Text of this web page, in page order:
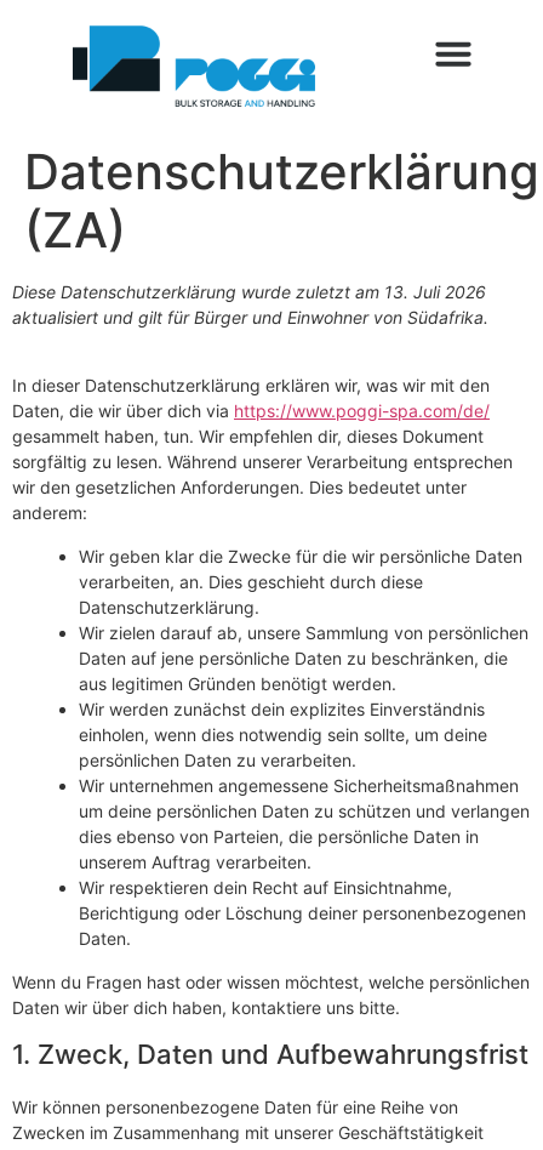
Datenschutzerklärung
(ZA)
Diese Datenschutzerklärung wurde zuletzt am 13. Juli 2026
aktualisiert und gilt für Bürger und Einwohner von Südafrika.
In dieser Datenschutzerklärung erklären wir, was wir mit den
Daten, die wir über dich via https://www.poggi-spa.com/de/
gesammelt haben, tun. Wir empfehlen dir, dieses Dokument
sorgfältig zu lesen. Während unserer Verarbeitung entsprechen
wir den gesetzlichen Anforderungen. Dies bedeutet unter
anderem:
Wir geben klar die Zwecke für die wir persönliche Daten
verarbeiten, an. Dies geschieht durch diese
Datenschutzerklärung.
Wir zielen darauf ab, unsere Sammlung von persönlichen
Daten auf jene persönliche Daten zu beschränken, die
aus legitimen Gründen benötigt werden.
Wir werden zunächst dein explizites Einverständnis
einholen, wenn dies notwendig sein sollte, um deine
persönlichen Daten zu verarbeiten.
Wir unternehmen angemessene Sicherheitsmaßnahmen
um deine persönlichen Daten zu schützen und verlangen
dies ebenso von Parteien, die persönliche Daten in
unserem Auftrag verarbeiten.
Wir respektieren dein Recht auf Einsichtnahme,
Berichtigung oder Löschung deiner personenbezogenen
Daten.
Wenn du Fragen hast oder wissen möchtest, welche persönlichen
Daten wir über dich haben, kontaktiere uns bitte.
1. Zweck, Daten und Aufbewahrungsfrist
Wir können personenbezogene Daten für eine Reihe von
Zwecken im Zusammenhang mit unserer Geschäftstätigkeit